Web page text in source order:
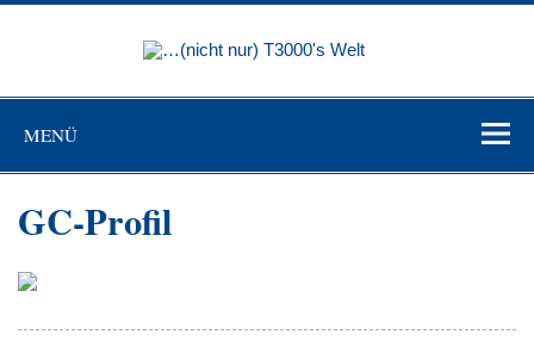
Skip
nur)
T3000's
Welt
zu sein"(Johann Wolfgang von Goethe)
MENÜ
GC-Profil